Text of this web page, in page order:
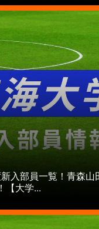
入部員一覧！青森山
【大学...